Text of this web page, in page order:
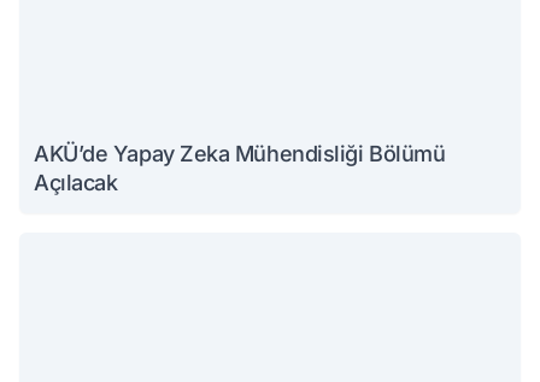
AKÜ’de Yapay Zeka Mühendisliği Bölümü
Açılacak